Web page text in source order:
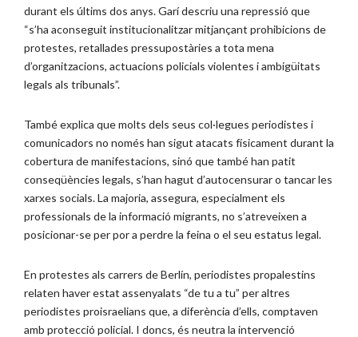
durant els últims dos anys. Garí descriu una repressió que
“s’ha aconseguit institucionalitzar mitjançant prohibicions de
protestes, retallades pressupostàries a tota mena
d’organitzacions, actuacions policials violentes i ambigüitats
legals als tribunals”.
També explica que molts dels seus col·legues periodistes i
comunicadors no només han sigut atacats físicament durant la
cobertura de manifestacions, sinó que també han patit
conseqüències legals, s’han hagut d’autocensurar o tancar les
xarxes socials. La majoria, assegura, especialment els
professionals de la informació migrants, no s’atreveixen a
posicionar-se per por a perdre la feina o el seu estatus legal.
En protestes als carrers de Berlín, periodistes propalestins
relaten haver estat assenyalats “de tu a tu” per altres
periodistes proisraelians que, a diferència d’ells, comptaven
amb protecció policial. I doncs, és neutra la intervenció